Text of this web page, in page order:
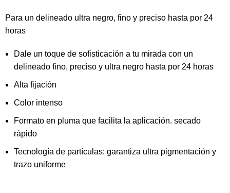
Para un delineado ultra negro, fino y preciso hasta por 24
horas
Dale un toque de sofisticación a tu mirada con un
delineado fino, preciso y ultra negro hasta por 24 horas
Alta fijación
Color intenso
Formato en pluma que facilita la aplicación. secado
rápido
Tecnología de partículas: garantiza ultra pigmentación y
trazo uniforme